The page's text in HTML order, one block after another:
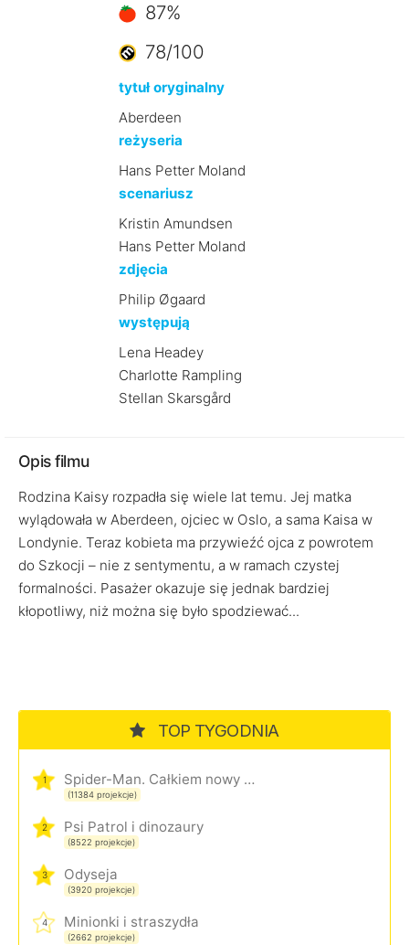
87%
78/100
tytuł oryginalny
Aberdeen
reżyseria
Hans Petter Moland
scenariusz
Kristin Amundsen
Hans Petter Moland
zdjęcia
Philip Øgaard
występują
Lena Headey
Charlotte Rampling
Stellan Skarsgård
Opis filmu
Rodzina Kaisy rozpadła się wiele lat temu. Jej matka
wylądowała w Aberdeen, ojciec w Oslo, a sama Kaisa w
Londynie. Teraz kobieta ma przywieźć ojca z powrotem
do Szkocji – nie z sentymentu, a w ramach czystej
formalności. Pasażer okazuje się jednak bardziej
kłopotliwy, niż można się było spodziewać...
TOP TYGODNIA
1 Spider-Man. Całkiem nowy dzień
(11384 projekcje)
2 Psi Patrol i dinozaury
(8522 projekcje)
3 Odyseja
(3920 projekcje)
4 Minionki i straszydła
(2662 projekcje)